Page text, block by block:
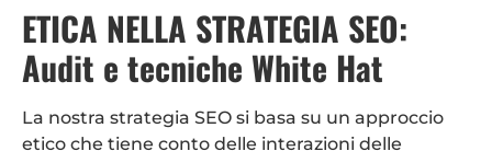
ETICA NELLA STRATEGIA SEO:
Audit e tecniche White Hat
La nostra strategia SEO si basa su un approccio
etico che tiene conto delle interazioni delle